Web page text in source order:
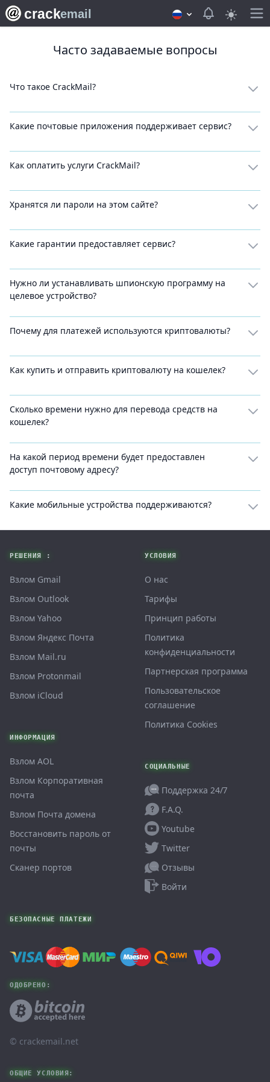
crackemail View
Часто задаваемые вопросы
Что такое CrackMail?
Какие почтовые приложения поддерживает сервис?
Как оплатить услуги CrackMail?
Хранятся ли пароли на этом сайте?
Какие гарантии предоставляет сервис?
Нужно ли устанавливать шпионскую программу на
целевое устройство?
Почему для платежей используются криптовалюты?
Как купить и отправить криптовалюту на кошелек?
Сколько времени нужно для перевода средств на
кошелек?
На какой период времени будет предоставлен
доступ почтовому адресу?
Какие мобильные устройства поддерживаются?
РЕШЕНИЯ :
Взлом Gmail
Взлом Outlook
Взлом Yahoo
Взлом Яндекс Почта
Взлом Mail.ru
Взлом Protonmail
Взлом iCloud
ИНФОРМАЦИЯ
Взлом AOL
Взлом Корпоративная
почта
Взлом Почта домена
Восстановить пароль от
почты
Сканер портов
УСЛОВИЯ
О нас
Тарифы
Принцип работы
Политика
конфиденциальности
Партнерская программа
Пользовательское
соглашение
Политика Cookies
СОЦИАЛЬНЫЕ
Поддержка 24/7
F.A.Q.
Youtube
Twitter
Отзывы
Войти
БЕЗОПАСНЫЕ ПЛАТЕЖИ
ОДОБРЕНО:
© ‌crackemail.net
ОБЩИЕ УСЛОВИЯ: